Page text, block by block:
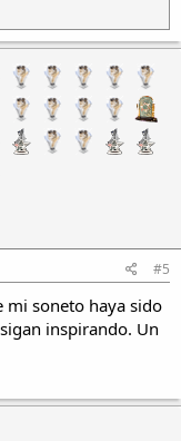
#5
mi soneto haya sido
inspirando. Un